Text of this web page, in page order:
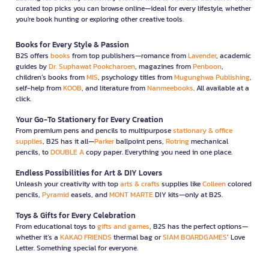
curated top picks you can browse online—ideal for every lifestyle, whether
you're book hunting or exploring other creative tools.
Books for Every Style & Passion
B2S offers books from top publishers—romance fromLavender, academic
guides byDr. Suphawat Pookcharoen, magazines fromPenboon,
children’s books fromMIS, psychology titles fromMugunghwa Publishing,
self-help fromKOOB, and literature fromNanmeebooks. All available at a
click.
Your Go-To Stationery for Every Creation
From premium pens and pencils to multipurposestationary & office
supplies, B2S has it all—Parkerballpoint pens, Rotringmechanical
pencils, toDOUBLE Acopy paper. Everything you need in one place.
Endless Possibilities for Art & DIY Lovers
Unleash your creativity with toparts & crafts supplies likeColleencolored
pencils, Pyramideasels, andMONT MARTEDIY kits—only at B2S.
Toys & Gifts for Every Celebration
From educational toys togifts and games, B2S has the perfect options—
whether it’s a KAKAO FRIENDS thermal bag orSIAM BOARDGAMES’ Love
Letter. Something special for everyone.